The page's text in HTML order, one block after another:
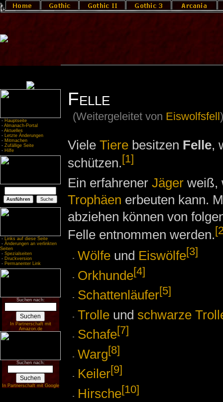
- Hauptseite
- Almanach-Portal
- Aktuelles
- Letzte Änderungen
- Mitmachen
- Zufällige Seite
- Hilfe
- Links auf diese Seite
- Änderungen an verlinkten
Seiten
- Spezialseiten
- Druckversion
- Permanenter Link
Suchen nach:
In Partnerschaft mit
Amazon.de
Suchen nach:
In Partnerschaft mit Google
Felle
(Weitergeleitet von Eiswolfsfell
Viele Tierebesitzen Felle,
schützen.[1]
Ein erfahrener Jägerweiß,
Trophäen erbeuten kann.
abziehen können von
Felle entnommen werden.
Wölfe und Eiswölfe[3]
Orkhunde[4]
Schattenläufer[5]
Trolle und schwarze
Schafe[7]
Warg[8]
Keiler[9]
Hirsche[10]